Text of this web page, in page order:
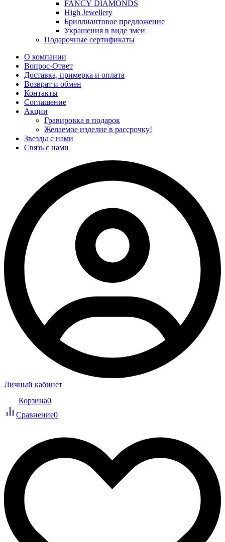
FANCY DIAMONDS
High Jewellery
Бриллиантовое предложение
Украшения в виде змеи
Подарочные сертификаты
О компании
Вопрос-Ответ
Доставка, примерка и оплата
Возврат и обмен
Контакты
Соглашение
Акции
Гравировка в подарок
Желаемое изделие в рассрочку!
Звезды с нами
Связь с нами
Личный кабинет
Корзина0
Сравнение0